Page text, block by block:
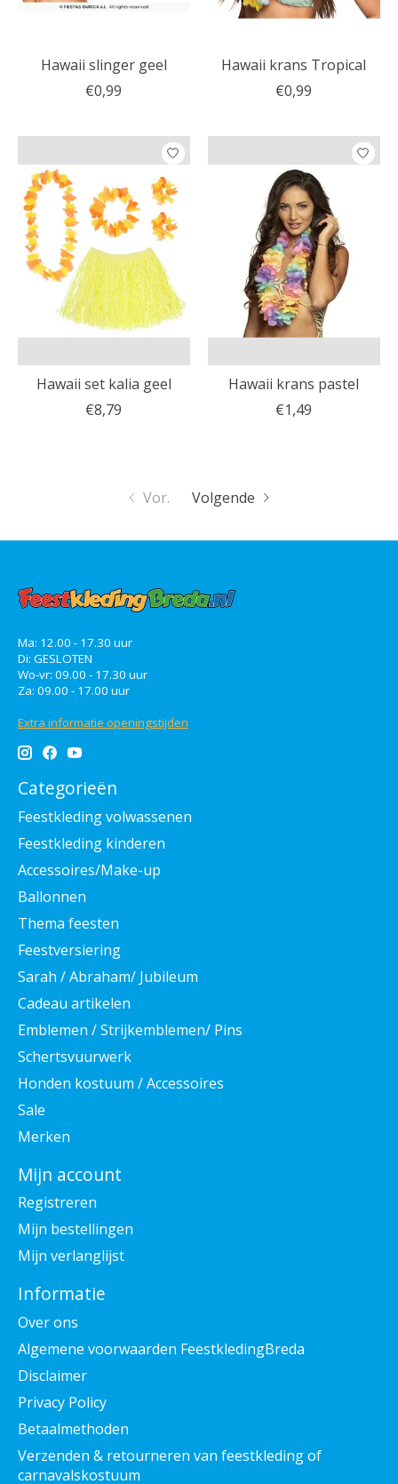
Hawaii slinger geel
€0,99
Hawaii krans Tropical
€0,99
Hawaii set kalia geel
€8,79
Hawaii krans pastel
€1,49
Vor. Volgende
Ma: 12.00 - 17.30 uur
Di: GESLOTEN
Wo-vr: 09.00 - 17.30 uur
Za: 09.00 - 17.00 uur
Extra informatie openingstijden
Categorieën
Feestkleding volwassenen
Feestkleding kinderen
Accessoires/Make-up
Ballonnen
Thema feesten
Feestversiering
Sarah / Abraham/ Jubileum
Cadeau artikelen
Emblemen / Strijkemblemen/ Pins
Schertsvuurwerk
Honden kostuum / Accessoires
Sale
Merken
Mijn account
Registreren
Mijn bestellingen
Mijn verlanglijst
Informatie
Over ons
Algemene voorwaarden FeestkledingBreda
Disclaimer
Privacy Policy
Betaalmethoden
Verzenden & retourneren van feestkleding of
carnavalskostuum